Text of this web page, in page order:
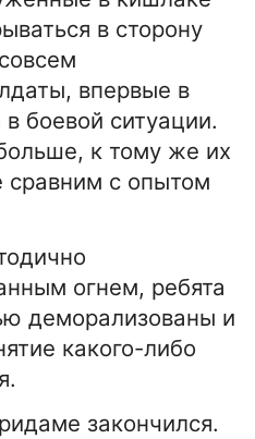
в сторону
впервые в
боевой ситуации.
к тому же их
сравним с опытом
огнем, ребята
деморализованы и
какого-либо
закончился.